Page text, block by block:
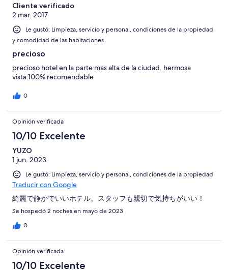
Cliente verificado
2 mar. 2017
Le gustó: Limpieza, servicio y personal, condiciones de la propiedad
y comodidad de las habitaciones
precioso
precioso hotel en la parte mas alta de la ciudad. hermosa
vista.100% recomendable
0
Opinión verificada
10/10 Excelente
YUZO
1 jun. 2023
Le gustó: Limpieza, servicio y personal, condiciones de la propiedad
Traducir con Google
綺麗で静かでいいホテル。スタッフも親切で気持ちがいい！
Se hospedó 2 noches en mayo de 2023
0
Opinión verificada
10/10 Excelente